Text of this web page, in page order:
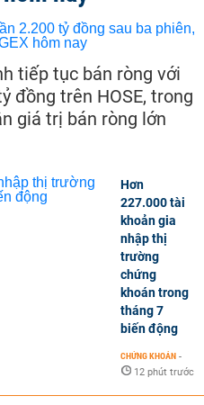
tiếp tục bán ròng với
đồng trên HOSE, trong
giá trị bán ròng lớn
Hơn
227.000 tài
khoản gia
nhập thị
trường
chứng
khoán trong
tháng 7
biến động
CHỨNG KHOÁN -
12 phút trước